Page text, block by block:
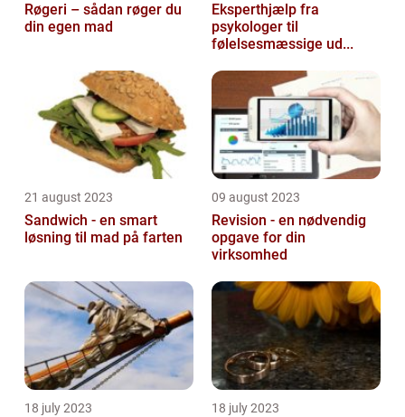
Røgeri – sådan røger du
din egen mad
Eksperthjælp fra
psykologer til
følelsesmæssige ud...
21 august 2023
Sandwich - en smart
løsning til mad på farten
09 august 2023
Revision - en nødvendig
opgave for din
virksomhed
18 july 2023 18 july 2023